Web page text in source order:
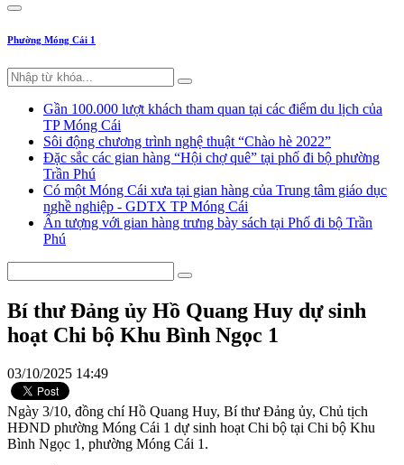
Phường Móng Cái 1
Gần 100.000 lượt khách tham quan tại các điểm du lịch của
TP Móng Cái
Sôi động chương trình nghệ thuật “Chào hè 2022”
Đặc sắc các gian hàng “Hội chợ quê” tại phố đi bộ phường
Trần Phú
Có một Móng Cái xưa tại gian hàng của Trung tâm giáo dục
nghề nghiệp - GDTX TP Móng Cái
Ấn tượng với gian hàng trưng bày sách tại Phố đi bộ Trần
Phú
Bí thư Đảng ủy Hồ Quang Huy dự sinh
hoạt Chi bộ Khu Bình Ngọc 1
03/10/2025 14:49
Ngày 3/10, đồng chí Hồ Quang Huy, Bí thư Đảng ủy, Chủ tịch
HĐND phường Móng Cái 1 dự sinh hoạt Chi bộ tại Chi bộ Khu
Bình Ngọc 1, phường Móng Cái 1.